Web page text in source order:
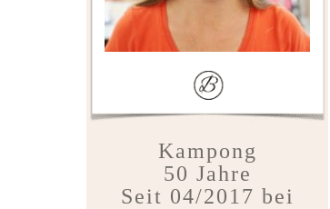
Kampong
50 Jahre
Seit 04/2017 bei